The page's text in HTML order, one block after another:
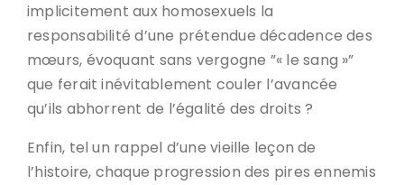
implicitement aux homosexuels la
responsabilité d’une prétendue décadence des
mœurs, évoquant sans vergogne ”« le sang »”
que ferait inévitablement couler l’avancée
qu’ils abhorrent de l’égalité des droits ?
Enfin, tel un rappel d’une vieille leçon de
l’histoire, chaque progression des pires ennemis